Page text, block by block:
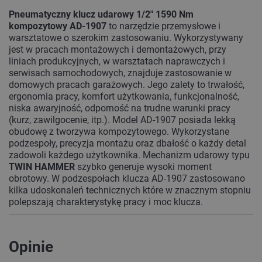
Pneumatyczny klucz udarowy 1/2" 1590 Nm
kompozytowy AD-1907 to narzędzie przemysłowe i
warsztatowe o szerokim zastosowaniu. Wykorzystywany
jest w pracach montażowych i demontażowych, przy
liniach produkcyjnych, w warsztatach naprawczych i
serwisach samochodowych, znajduje zastosowanie w
domowych pracach garażowych. Jego zalety to trwałość,
ergonomia pracy, komfort użytkowania, funkcjonalność,
niska awaryjność, odporność na trudne warunki pracy
(kurz, zawilgocenie, itp.). Model AD-1907 posiada lekką
obudowę z tworzywa kompozytowego. Wykorzystane
podzespoły, precyzja montażu oraz dbałość o każdy detal
zadowoli każdego użytkownika. Mechanizm udarowy typu
TWIN HAMMER szybko generuje wysoki moment
obrotowy. W podzespołach klucza AD-1907 zastosowano
kilka udoskonaleń technicznych które w znacznym stopniu
polepszają charakterystykę pracy i moc klucza.
Opinie